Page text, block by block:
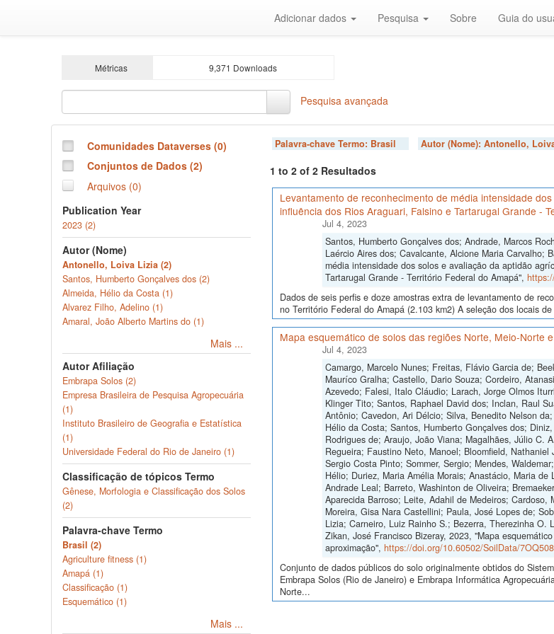
Adicionar dados Pesquisa Sobre Guia do
Métricas 9,371 Downloads
Pesquisa avançada
Comunidades Dataverses (0)
Conjuntos de Dados (2)
Arquivos (0)
Publication Year
2023 (2)
Autor (Nome)
Antonello, Loiva Lizia (2)
Santos, Humberto Gonçalves dos (2)
Almeida, Hélio da Costa (1)
Alvarez Filho, Adelino (1)
Amaral, João Alberto Martins do (1)
Mais ...
Autor Afiliação
Embrapa Solos (2)
Empresa Brasileira de Pesquisa Agropecuária
(1)
Instituto Brasileiro de Geografia e Estatística
(1)
Universidade Federal do Rio de Janeiro (1)
Classificação de tópicos Termo
Gênese, Morfologia e Classificação dos Solos
(2)
Palavra-chave Termo
Brasil (2)
Agriculture fitness (1)
Amapá (1)
Classificação (1)
Esquemático (1)
Mais ...
Palavra-chave Termo: Brasil Autor (Nome): Antonello,
1 to 2 of 2 Resultados
Levantamento de reconhecimento de média intensidade
influência dos Rios Araguari, Falsino e Tartarugal Grande -
Jul 4, 2023
Santos, Humberto Gonçalves dos; Andrade, Marcos
Laércio Aires dos; Cavalcante, Alcione Maria Carvalho;
média intensidade dos solos e avaliação da aptidão
Tartarugal Grande - Território Federal do Amapá",
Dados de seis perfis e doze amostras extra de levantamento de
no Território Federal do Amapá (2.103 km2) A seleção dos locais
Mapa esquemático de solos das regiões Norte, Meio-Norte
Jul 4, 2023
Camargo, Marcelo Nunes; Freitas, Flávio Garcia de;
Mauríco Gralha; Castello, Dario Souza; Cordeiro,
Azevedo; Falesi, Italo Cláudio; Larach, Jorge Olmos
Klinger Tito; Santos, Raphael David dos; Inclan, Raul
Antônio; Cavedon, Ari Délcio; Silva, Benedito Nelson
Hélio da Costa; Santos, Humberto Gonçalves dos;
Rodrigues de; Araujo, João Viana; Magalhães, Júlio C.
Regueira; Faustino Neto, Manoel; Bloomfield,
Sergio Costa Pinto; Sommer, Sergio; Mendes,
Hélio; Duriez, Maria Amélia Morais; Anastácio, Maria
Andrade Leal; Barreto, Washinton de Oliveira;
Aparecida Barroso; Leite, Adahil de Medeiros;
Moreira, Gisa Nara Castellini; Paula, José Lopes de;
Lizia; Carneiro, Luiz Rainho S.; Bezerra, Therezinha
Zikan, José Francisco Bizeray, 2023, "Mapa
aproximação", https://doi.org/10.60502/SoilData/7OQ508
Conjunto de dados públicos do solo originalmente obtidos do
Embrapa Solos (Rio de Janeiro) e Embrapa Informática
Norte...